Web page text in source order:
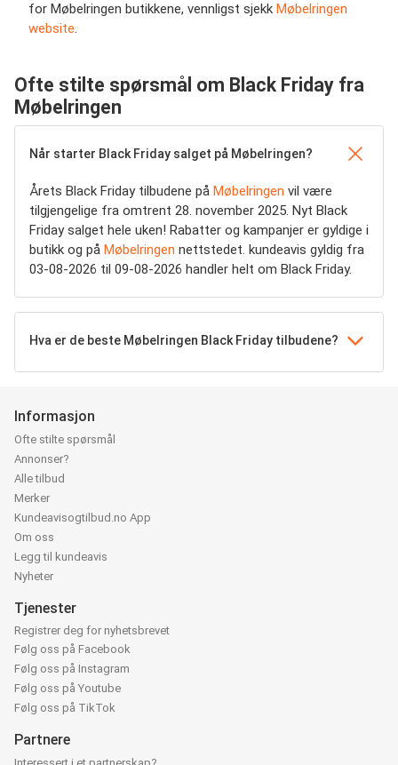
for Møbelringen butikkene, vennligst sjekk Møbelringen
website.
Ofte stilte spørsmål om Black Friday fra
Møbelringen
Når starter Black Friday salget på Møbelringen?
Årets Black Friday tilbudene på Møbelringen vil være
tilgjengelige fra omtrent 28. november 2025. Nyt Black
Friday salget hele uken! Rabatter og kampanjer er gyldige i
butikk og på Møbelringen nettstedet. kundeavis gyldig fra
03-08-2026 til 09-08-2026 handler helt om Black Friday.
Hva er de beste Møbelringen Black Friday tilbudene?
Informasjon
Ofte stilte spørsmål
Annonser?
Alle tilbud
Merker
Kundeavisogtilbud.no App
Om oss
Legg til kundeavis
Nyheter
Tjenester
Registrer deg for nyhetsbrevet
Følg oss på Facebook
Følg oss på Instagram
Følg oss på Youtube
Følg oss på TikTok
Partnere